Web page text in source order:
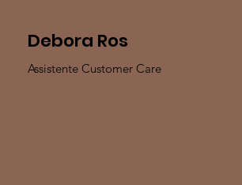
Debora Ros
Assistente Customer Care